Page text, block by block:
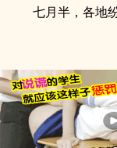
七月半，各地